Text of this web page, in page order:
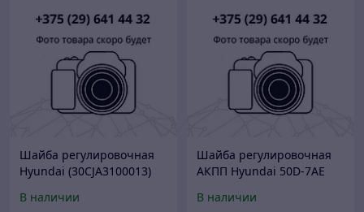
Шайба регулировочная
Hyundai (30CJA3100013)
В наличии
Шайба регулировочная
АКПП Hyundai 50D-7AE
В наличии